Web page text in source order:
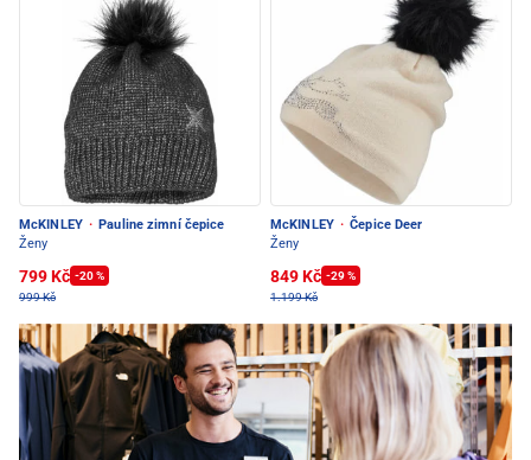
McKINLEY · Pauline zimní čepice
Ženy
799 Kč -20 %
999 Kč
McKINLEY · Čepice Deer
Ženy
849 Kč -29 %
1.199 Kč